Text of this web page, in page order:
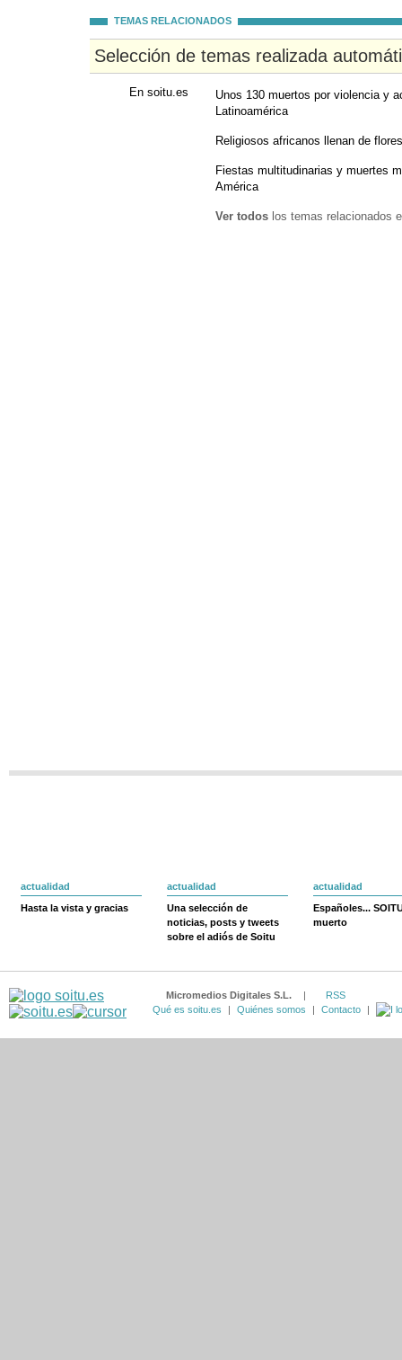
TEMAS RELACIONADOS
Selección de temas realizada
En soitu.es
Unos 130 muertos por violencia y
Latinoamérica
Religiosos africanos llenan de
Fiestas multitudinarias y muertes
América
Ver todos los temas relacionados
actualidad
Hasta la vista y gracias
actualidad
Una selección de
noticias, posts y tweets
sobre el adiós de Soitu
actualidad
Españoles...
muerto
Micromedios Digitales S.L. |
RSS
Qué es soitu.es
| Quiénes somos | Contacto |